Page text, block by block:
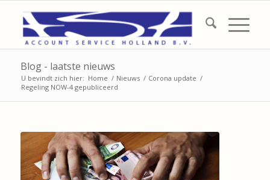
Blog - laatste nieuws
U bevindt zich hier: Home / Nieuws / Corona update /
Regeling NOW-4 gepubliceerd